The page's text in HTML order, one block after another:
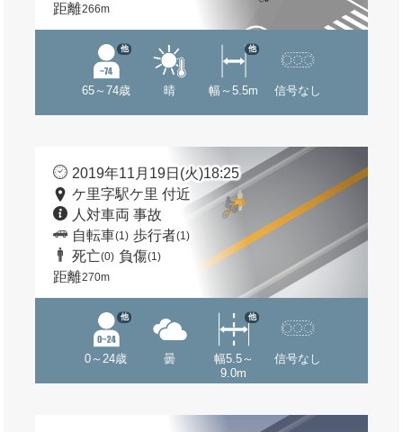
距離266m
65～74歳
他
晴 幅～5.5m
他
信号なし
2019年11月19日(火)18:25
ケ里字駅ケ里 付近
人対車両 事故
自転車(1) 歩行者(1)
死亡(0) 負傷(1)
距離270m
0～24歳
他
曇
幅5.5～
9.0m
他
信号なし